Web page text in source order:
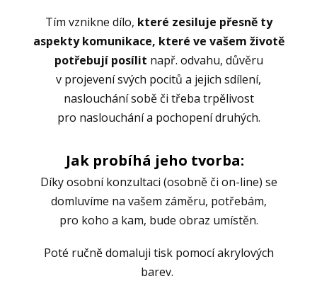
Tím vznikne dílo, které zesiluje přesně ty
aspekty komunikace, které ve vašem životě
potřebují posílit např. odvahu, důvěru
v projevení svých pocitů a jejich sdílení,
naslouchání sobě či třeba trpělivost
pro naslouchání a pochopení druhých.
Jak probíhá jeho tvorba:
Díky osobní konzultaci (osobně či on-line) se
domluvíme na vašem záměru, potřebám,
pro koho a kam, bude obraz umístěn.
Poté ručně domaluji tisk pomocí akrylových
barev.